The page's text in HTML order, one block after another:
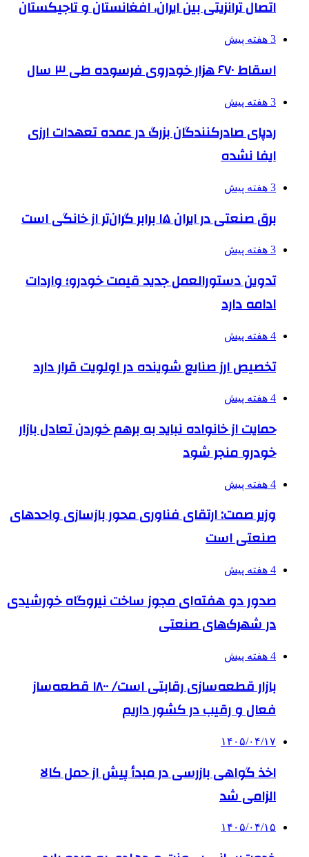
اتصال ترانزیتی بین ایران، افغانستان و تاجیکستان
3 هفته پیش
اسقاط ۶۷۰ هزار خودروی فرسوده طی ۳ سال
3 هفته پیش
ردپای صادرکنندگان بزرگ در عمده تعهدات ارزی
ایفا نشده
3 هفته پیش
برق صنعتی در ایران ۱۵ برابر گران‌تر از خانگی است
3 هفته پیش
تدوین دستورالعمل جدید قیمت خودرو؛ واردات
ادامه دارد
4 هفته پیش
تخصیص ارز صنایع شوینده در اولویت قرار دارد
4 هفته پیش
حمایت از خانواده نباید به برهم خوردن تعادل بازار
خودرو منجر شود
4 هفته پیش
وزیر صمت: ارتقای فناوری محور بازسازی واحدهای
صنعتی است
4 هفته پیش
صدور دو هفته‌ای مجوز ساخت نیروگاه خورشیدی
در شهرک‌های صنعتی
4 هفته پیش
بازار قطعه‌سازی رقابتی است/ ۱۸۰۰ قطعه‌ساز
فعال و رقیب در کشور داریم
۱۴۰۵/۰۴/۱۷
اخذ گواهی بازرسی در مبدأ پیش از حمل کالا
الزامی شد
۱۴۰۵/۰۴/۱۵